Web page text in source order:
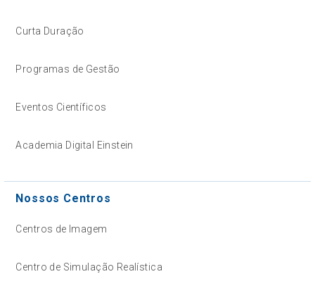
Curta Duração
Programas de Gestão
Eventos Científicos
Academia Digital Einstein
Nossos Centros
Centros de Imagem
Centro de Simulação Realística